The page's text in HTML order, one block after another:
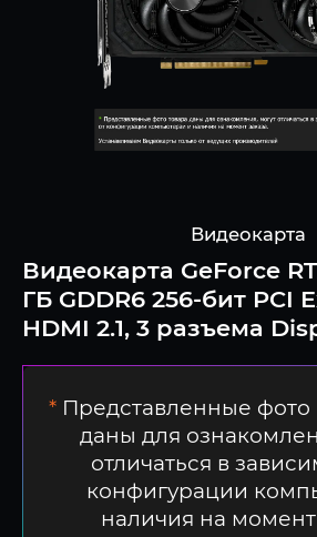
Видеокарта
Видеокарта GeForce
ГБ GDDR6 256-бит PCI
HDMI 2.1, 3 разъема
* Представленные фото
даны для
отличаться в
конфигурации
наличия на момент